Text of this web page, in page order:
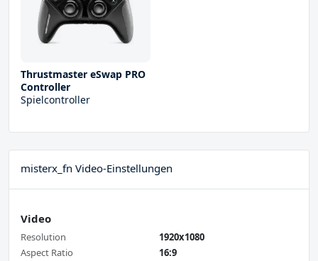
Thrustmaster eSwap PRO
Controller
Spielcontroller
misterx_fn Video-Einstellungen
Video
Resolution
1920x1080
Aspect Ratio
16:9